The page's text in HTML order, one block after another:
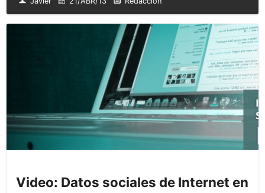
Video: Datos sociales de Internet en